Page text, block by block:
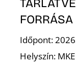
Időpont:
Helyszín: